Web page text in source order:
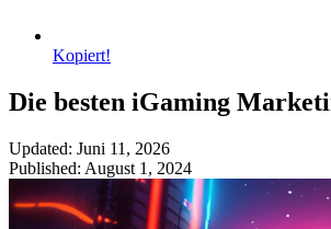
Kopiert!
Die besten iGaming
Updated: Juni 11, 2026
Published: August 1, 2024